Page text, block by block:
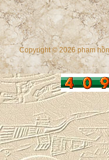
Copyright © 2026 phạm